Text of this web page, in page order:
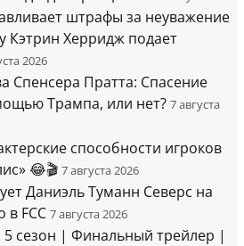
штрафы за неуважение
Кэтрин Херридж подает
2026
Спенсера Пратта: Спасение
Трампа, или нет? 7 августа
способности игроков
😂🎬 7 августа 2026
Даниэль Туманн Северс на
в FCC 7 августа 2026
сезон | Финальный трейлер |